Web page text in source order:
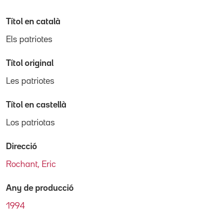
Títol en català
Els patriotes
Títol original
Les patriotes
Títol en castellà
Los patriotas
Direcció
Rochant, Eric
Any de producció
1994